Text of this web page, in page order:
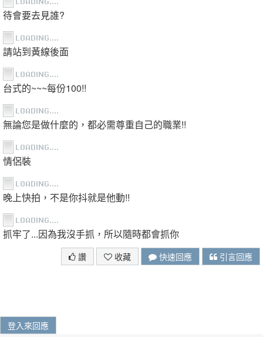
待會要去見誰?
請站到黃線後面
台式的~~~每份100!!
無論您是做什麼的，都必需尊重自己的職業!!
情侶裝
晚上快拍，不是你抖就是他動!!
抓牢了...因為我沒手抓，所以隨時都會抓你
讚 收藏 快速回應 引言回應
登入來回應